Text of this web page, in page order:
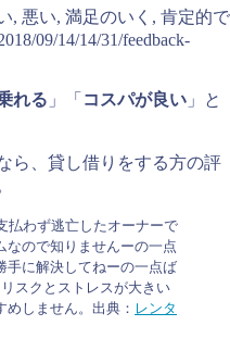
09/14/14/31/feedback-
れる 」「 コスパが良い 」と
ら、貸し借りをする方の評
払わず逃亡したオーナーで
なので知りませんーの一点
手に解決してねーの一点ば
スクとストレスが大きい
しません。出典： レンタ